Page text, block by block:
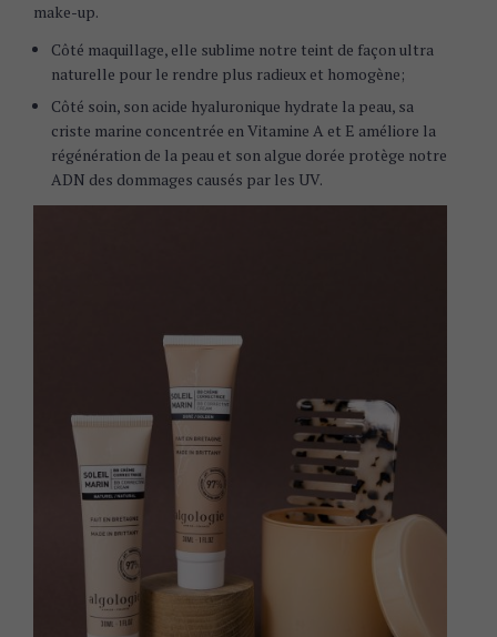
make-up.
Côté maquillage, elle sublime notre teint de façon ultra
naturelle pour le rendre plus radieux et homogène;
Côté soin, son acide hyaluronique hydrate la peau, sa
criste marine concentrée en Vitamine A et E améliore la
régénération de la peau et son algue dorée protège notre
ADN des dommages causés par les UV.